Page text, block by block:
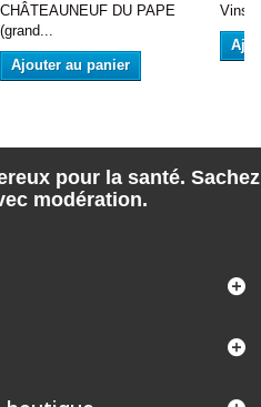
CHÂTEAUNEUF DU PAPE
(grand...
Ajouter au panier
Vins
pour la santé. Sachez
modération.